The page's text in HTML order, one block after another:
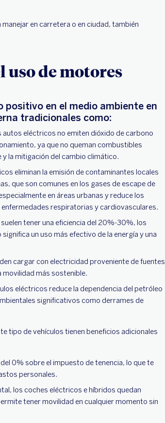
en carretera o en ciudad, también
de motores
en el medio ambiente en
tradicionales como:
autos eléctricos no emiten dióxido de carbono
ya que no queman combustibles
la mitigación del cambio climático.
eliminan la emisión de contaminantes locales
que son comunes en los gases de escape de
en áreas urbanas y reduce los
respiratorias y cardiovasculares.
tener una eficiencia del 20%-30%, los
un uso más efectivo de la energía y una
cargar con electricidad proveniente de fuentes
movilidad más sostenible.
eléctricos reduce la dependencia del petróleo
significativos como derrames de
tipo de vehículos tienen beneficios adicionales
0% sobre el impuesto de tenencia, lo que te
personales.
los coches eléctricos e híbridos quedan
tener movilidad en cualquier momento sin